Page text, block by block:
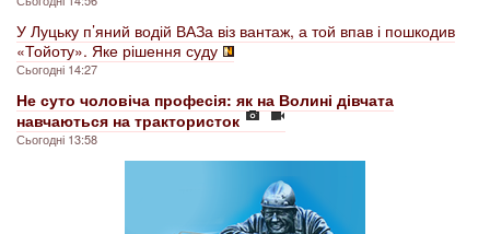
У Луцьку п’яний водій ВАЗа віз вантаж, а той впав і пошкодив
«Тойоту». Яке рішення суду
Сьогодні 14:27
Не суто чоловіча професія: як на Волині дівчата
навчаються на трактористок
Сьогодні 13:58